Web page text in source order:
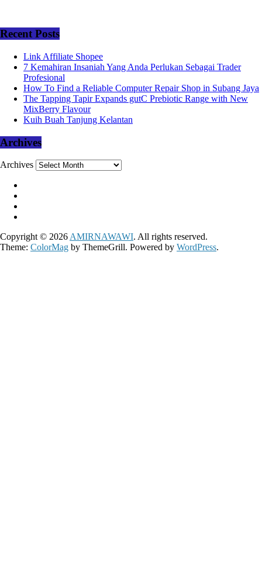
Recent Posts
Link Affiliate Shopee
7 Kemahiran Insaniah Yang Anda Perlukan Sebagai Trader
Profesional
How To Find a Reliable Computer Repair Shop in Subang Jaya
The Tapping Tapir Expands gutC Prebiotic Range with New
MixBerry Flavour
Kuih Buah Tanjung Kelantan
Archives
Archives
Copyright © 2026 AMIRNAWAWI. All rights reserved.
Theme: ColorMag by ThemeGrill. Powered by WordPress.